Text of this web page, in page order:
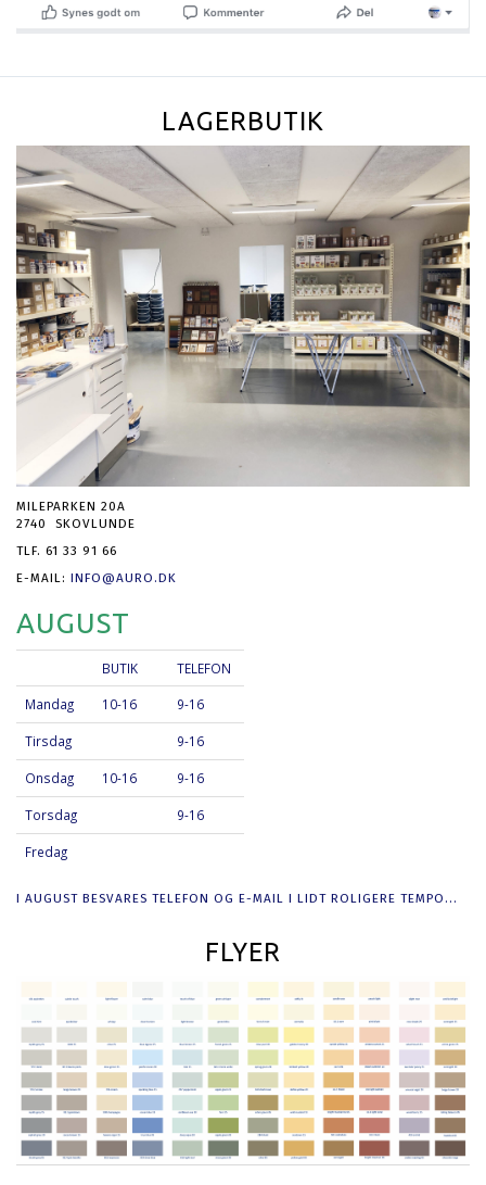
LAGERBUTIK
MILEPARKEN 20A
2740 SKOVLUNDE
TLF. 61 33 91 66
E-MAIL: INFO@AURO.DK
AUGUST
BUTIK TELEFON
Mandag 10-16 9-16
Tirsdag 9-16
Onsdag 10-16 9-16
Torsdag 9-16
Fredag
I AUGUST BESVARES TELEFON OG E-MAIL I LIDT ROLIGERE TEMPO...
FLYER